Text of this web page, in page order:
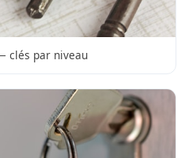
clés par niveau